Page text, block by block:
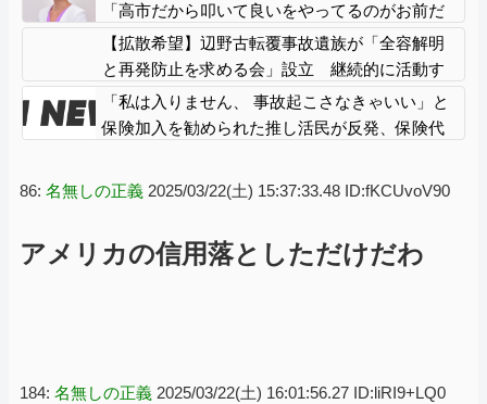
「高市だから叩いて良いをやってるのがお前だ
ろ」
【拡散希望】辺野古転覆事故遺族が「全容解明
と再発防止を求める会」設立 継続的に活動す
るためと説明、クラファン立ち上げも準備
「私は入りません、 事故起こさなきゃいい」と
保険加入を勧められた推し活民が反発、保険代
86: 名無しの正義 2025/03/22(土) 15:37:33.48 ID:fKCUvoV90
アメリカの信用落としただけだわ
184: 名無しの正義 2025/03/22(土) 16:01:56.27 ID:liRI9+LQ0